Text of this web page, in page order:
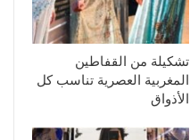
تشكيلة من القفاطين
المغربية العصرية تناسب كل
الأذواق